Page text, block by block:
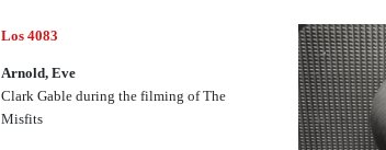
Los 4083
Arnold, Eve
Clark Gable during the filming of The
Misfits